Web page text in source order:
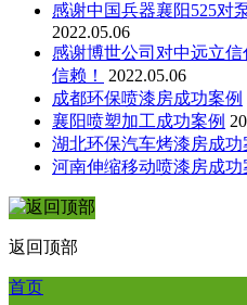
感谢中国兵器襄阳525对
2022.05.06
感谢博世公司对中远立
信赖！
2022.05.06
成都环保喷漆房成功案例
襄阳喷塑加工成功案例
湖北环保汽车烤漆房成功
河南伸缩移动喷漆房成功
返回顶部
首页